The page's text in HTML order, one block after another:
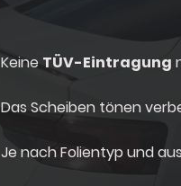
Keine TÜV-Eintragung
Das Scheiben tönen
Je nach Folientyp und